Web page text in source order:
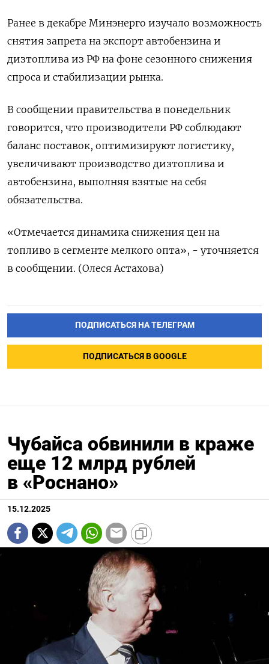
Ранее в декабре Минэнерго изучало возможность
снятия запрета на экспорт автобензина и
дизтоплива из РФ на фоне сезонного снижения
спроса и стабилизации рынка.
В сообщении правительства в понедельник
говорится, что производители РФ соблюдают
баланс поставок, оптимизируют логистику,
увеличивают производство дизтоплива и
автобензина, выполняя взятые на себя
обязательства.
«Отмечается динамика снижения цен на
топливо в сегменте мелкого опта», - уточняется
в сообщении. (Олеся Астахова)
ПОДПИСАТЬСЯ НА ТЕЛЕГРАМ
ПОДПИСАТЬСЯ В GOOGLE
Чубайса обвинили в краже
еще 12 млрд рублей
в «Роснано»
15.12.2025